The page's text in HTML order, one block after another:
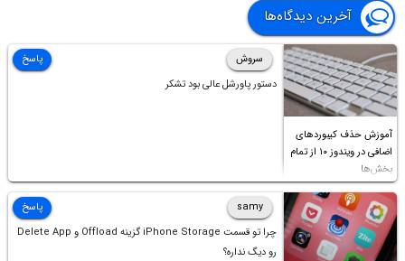
آخرین دیدگاه‌ها
آموزش حذف کیبوردهای
اضافی در ویندوز ۱۰ از تمام
بخش‌ها
سروش
دستور پاورشل عالی بود تشکر
پاسخ
samy
چرا تو قسمت iPhone Storage گزینه Offload و Delete App
رو دیگ نداره؟
پاسخ